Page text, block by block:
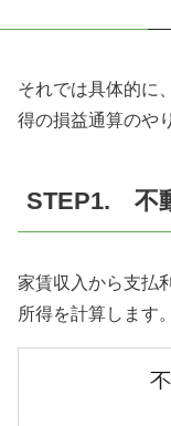
それでは具体的に
得の損益通算のや
STEP1. 不
家賃収入から支払
所得を計算します。